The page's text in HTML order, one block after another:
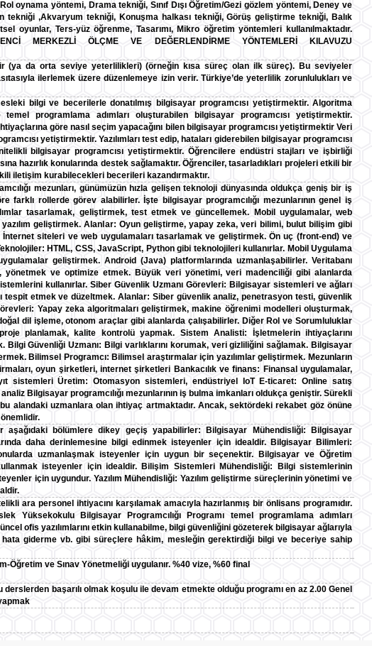
oynama yöntemi, Drama tekniği, Sınıf Dışı Öğretim/Gezi gözlem yöntemi, Deney ve
,Akvaryum tekniği, Konuşma halkası tekniği, Görüş geliştirme tekniği, Balık
oyunlar, Ters-yüz öğrenme, Tasarımı, Mikro öğretim yöntemleri kullanılmaktadır.
MERKEZLİ ÖLÇME VE DEĞERLENDİRME YÖNTEMLERİ KILAVUZU
da orta seviye yeterlilikleri) (örneğin kısa süreç olan ilk süreç). Bu seviyeler
ilerlemek üzere düzenlemeye izin verir. Türkiye’de yeterlilik zorunlulukları ve
bilgi ve becerilerle donatılmış bilgisayar programcısı yetiştirmektir. Algoritma
programlama adımları oluşturabilen bilgisayar programcısı yetiştirmektir.
göre nasıl seçim yapacağını bilen bilgisayar programcısı yetiştirmektir Veri
yetiştirmektir. Yazılımları test edip, hataları giderebilen bilgisayar programcısı
bilgisayar programcısı yetiştirmektir. Öğrencilere endüstri stajları ve işbirliği
hazırlık konularında destek sağlamaktır. Öğrenciler, tasarladıkları projeleri etkili bir
iletişim kurabilecekleri becerileri kazandırmaktır.
mezunları, günümüzün hızla gelişen teknoloji dünyasında oldukça geniş bir iş
farklı rollerde görev alabilirler. İşte bilgisayar programcılığı mezunlarının genel iş
tasarlamak, geliştirmek, test etmek ve güncellemek. Mobil uygulamalar, web
geliştirmek. Alanlar: Oyun geliştirme, yapay zeka, veri bilimi, bulut bilişim gibi
siteleri ve web uygulamaları tasarlamak ve geliştirmek. Ön uç (front-end) ve
HTML, CSS, JavaScript, Python gibi teknolojileri kullanırlar. Mobil Uygulama
geliştirmek. Android (Java) platformlarında uzmanlaşabilirler. Veritabanı
yönetmek ve optimize etmek. Büyük veri yönetimi, veri madenciliği gibi alanlarda
kullanırlar. Siber Güvenlik Uzmanı Görevleri: Bilgisayar sistemleri ve ağları
tespit etmek ve düzeltmek. Alanlar: Siber güvenlik analiz, penetrasyon testi, güvenlik
Yapay zeka algoritmaları geliştirmek, makine öğrenimi modelleri oluşturmak,
dil işleme, otonom araçlar gibi alanlarda çalışabilirler. Diğer Rol ve Sorumluluklar
planlamak, kalite kontrolü yapmak. Sistem Analisti: İşletmelerin ihtiyaçlarını
Güvenliği Uzmanı: Bilgi varlıklarını korumak, veri gizliliğini sağlamak. Bilgisayar
Bilimsel Programcı: Bilimsel araştırmalar için yazılımlar geliştirmek. Mezunların
oyun şirketleri, internet şirketleri Bankacılık ve finans: Finansal uygulamalar,
sistemleri Üretim: Otomasyon sistemleri, endüstriyel IoT E-ticaret: Online satış
Bilgisayar programcılığı mezunlarının iş bulma imkanları oldukça geniştir. Sürekli
alandaki uzmanlara olan ihtiyaç artmaktadır. Ancak, sektördeki rekabet göz önüne
aşağıdaki bölümlere dikey geçiş yapabilirler: Bilgisayar Mühendisliği: Bilgisayar
daha derinlemesine bilgi edinmek isteyenler için idealdir. Bilgisayar Bilimleri:
uzmanlaşmak isteyenler için uygun bir seçenektir. Bilgisayar ve Öğretim
isteyenler için idealdir. Bilişim Sistemleri Mühendisliği: Bilgi sistemlerinin
için uygundur. Yazılım Mühendisliği: Yazılım geliştirme süreçlerinin yönetimi ve
ara personel ihtiyacını karşılamak amacıyla hazırlanmış bir önlisans programıdır.
Yüksekokulu Bilgisayar Programcılığı Programı temel programlama adımları
ofis yazılımlarını etkin kullanabilme, bilgi güvenliğini gözeterek bilgisayar ağlarıyla
hata giderme vb. gibi süreçlere hâkim, mesleğin gerektirdiği bilgi ve beceriye sahip
ve Sınav Yönetmeliği uygulanır. %40 vize, %60 final
başarılı olmak koşulu ile devam etmekte olduğu programı en az 2.00 Genel